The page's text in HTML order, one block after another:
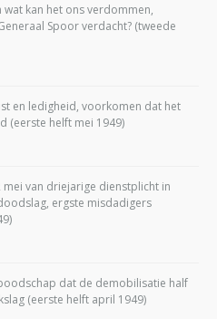
kan het ons verdommen,
Spoor verdacht? (tweede
en ledigheid, voorkomen dat het
(eerste helft mei 1949)
van driejarige dienstplicht in
ergste misdadigers
dat de demobilisatie half
(eerste helft april 1949)